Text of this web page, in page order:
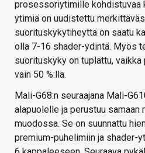
prosessoriytimille kohdistuvaa
ytimiä on uudistettu
suorituskykytiheyttä on saatu
olla 7-16 shader-ydintä. Myös
suorituskyky on tuplattu, vaikka
vain 50 %:lla.
Mali-G68:n seuraajana Mali-
alapuolelle ja perustuu
muodossa. Se on suunnattu
premium-puhelimiin ja shader-